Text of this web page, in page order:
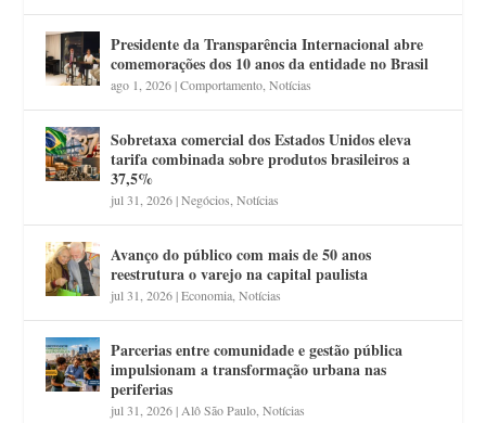
Presidente da Transparência Internacional abre
comemorações dos 10 anos da entidade no Brasil
ago 1, 2026|Comportamento,Notícias
Sobretaxa comercial dos Estados Unidos eleva
tarifa combinada sobre produtos brasileiros a
37,5%
jul 31, 2026|Negócios,Notícias
Avanço do público com mais de 50 anos
reestrutura o varejo na capital paulista
jul 31, 2026|Economia,Notícias
Parcerias entre comunidade e gestão pública
impulsionam a transformação urbana nas
periferias
jul 31, 2026|Alô São Paulo,Notícias